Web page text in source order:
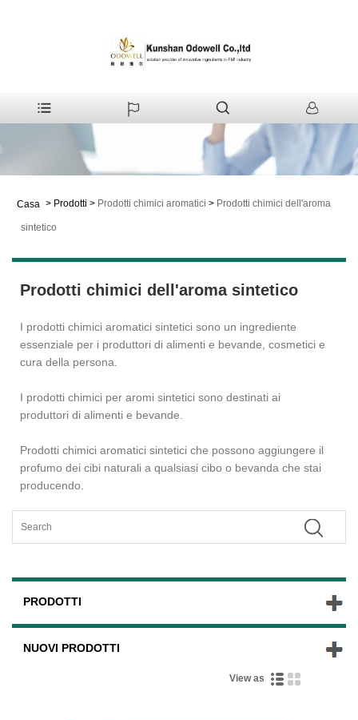
Casa > Prodotti > Prodotti chimici aromatici > Prodotti chimici dell'aroma
sintetico
Prodotti chimici dell'aroma sintetico
I prodotti chimici aromatici sintetici sono un ingrediente
essenziale per i produttori di alimenti e bevande, cosmetici e
cura della persona.
I prodotti chimici per aromi sintetici sono destinati ai
produttori di alimenti e bevande.
Prodotti chimici aromatici sintetici che possono aggiungere il
profumo dei cibi naturali a qualsiasi cibo o bevanda che stai
producendo.
PRODOTTI
NUOVI PRODOTTI
View as